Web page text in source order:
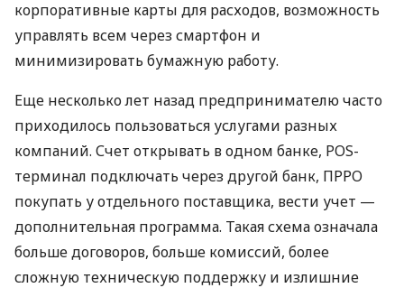
корпоративные карты для расходов, возможность
управлять всем через смартфон и
минимизировать бумажную работу.
Еще несколько лет назад предпринимателю часто
приходилось пользоваться услугами разных
компаний. Счет открывать в одном банке, POS-
терминал подключать через другой банк, ПРРО
покупать у отдельного поставщика, вести учет —
дополнительная программа. Такая схема означала
больше договоров, больше комиссий, более
сложную техническую поддержку и излишние